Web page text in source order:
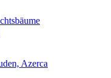
Azerca